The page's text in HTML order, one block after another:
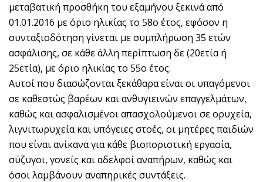
μεταβατική προσθήκη του εξαμήνου ξεκινά από
01.01.2016 με όριο ηλικίας το 58ο έτος, εφόσον η
συνταξιοδότηση γίνεται με συμπλήρωση 35 ετών
ασφάλισης, σε κάθε άλλη περίπτωση δε (20ετία ή
25ετία), με όριο ηλικίας το 55ο έτος.
Αυτοί που διασώζονται ξεκάθαρα είναι οι υπαγόμενοι
σε καθεστώς βαρέων και ανθυγιεινών επαγγελμάτων,
καθώς και ασφαλισμένοι απασχολούμενοι σε ορυχεία,
λιγνιτωρυχεία και υπόγειες στοές, οι μητέρες παιδιών
που είναι ανίκανα για κάθε βιοποριστική εργασία,
σύζυγοι, γονείς και αδελφοί αναπήρων, καθώς και
όσοι λαμβάνουν αναπηρικές συντάξεις.